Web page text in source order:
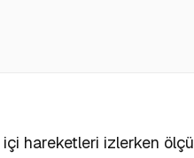
hareketleri izlerken